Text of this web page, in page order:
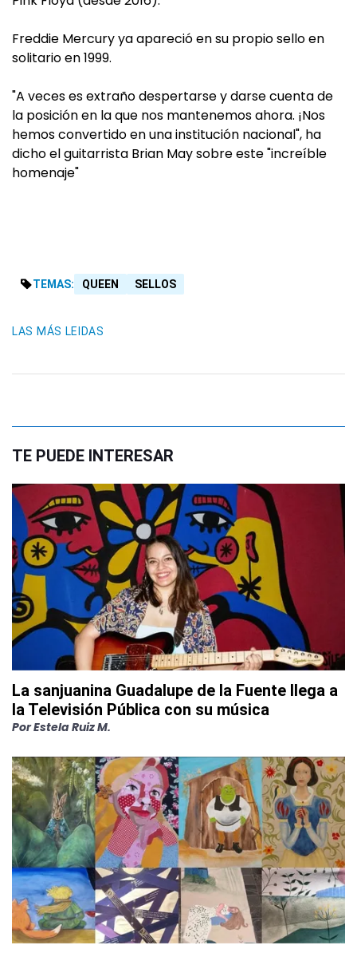
Freddie Mercury ya apareció en su propio sello en
solitario en 1999.
"A veces es extraño despertarse y darse cuenta de
la posición en la que nos mantenemos ahora. ¡Nos
hemos convertido en una institución nacional", ha
dicho el guitarrista Brian May sobre este "increíble
homenaje"
TEMAS: QUEEN SELLOS
LAS MÁS LEIDAS
TE PUEDE INTERESAR
La sanjuanina Guadalupe de la Fuente llega a
la Televisión Pública con su música
PorEstela Ruiz M.